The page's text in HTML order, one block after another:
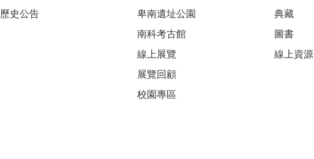
歷史公告
卑南遺址公園
南科考古館
線上展覽
展覽回顧
校園專區
典藏
圖書
線上資源